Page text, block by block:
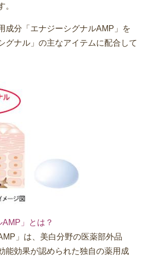
。
成分「エナジーシグナルAMP」を
グナル」の主なアイテムに配合して
」とは？
」は、美白分野の医薬部外品
能効果が認められた独自の薬用成